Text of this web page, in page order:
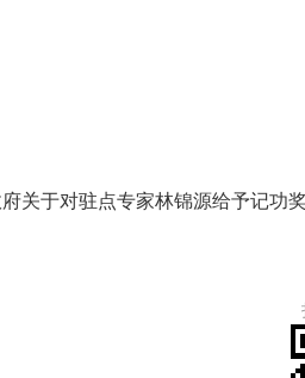
关于对驻点专家林锦源给予记功